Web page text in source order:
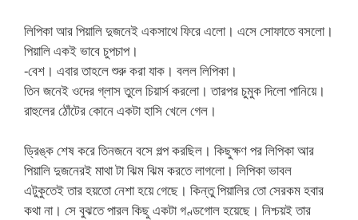
লিপিকা আর পিয়ালি দুজনেই একসাথে ফিরে এলো। এসে সোফাতে বসলো।
পিয়ালি একই ভাবে চুপচাপ।
-বেশ। এবার তাহলে শুরু করা যাক। বলল লিপিকা।
তিন জনেই ওদের গ্লাস তুলে চিয়ার্স করলো। তারপর চুমুক দিলো পানিয়ে।
রাহুলের ঠোঁটের কোনে একটা হাসি খেলে গেল।
ড্রিঙ্ক শেষ করে তিনজনে বসে গল্প করছিল। কিছুক্ষণ পর লিপিকা আর
পিয়ালি দুজনেরই মাথা টা ঝিম ঝিম করতে লাগলো। লিপিকা ভাবল
এটুকুতেই তার হয়তো নেশা হয়ে গেছে। কিন্তু পিয়ালির তো সেরকম হবার
কথা না। সে বুঝতে পারল কিছু একটা গণ্ডগোল হয়েছে। নিশ্চয়ই তার